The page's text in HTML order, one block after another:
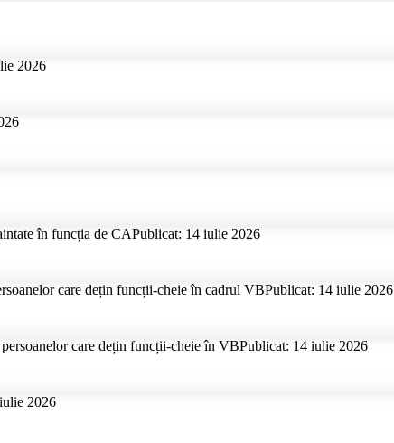
2026
în funcția de CAPublicat: 14 iulie 2026
care dețin funcții-cheie în cadrul VBPublicat: 14 iulie 2026
care dețin funcții-cheie în VBPublicat: 14 iulie 2026
2026